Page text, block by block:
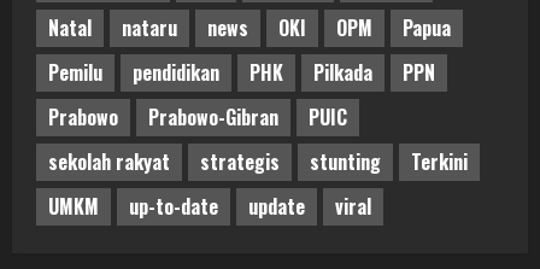
Natal
nataru news OKI OPM
Papua
Pemilu
pendidikan PHK Pilkada
PPN
Prabowo
Prabowo-Gibran
PUIC
sekolah rakyat
strategis stunting
Terkini
UMKM
up-to-date update viral